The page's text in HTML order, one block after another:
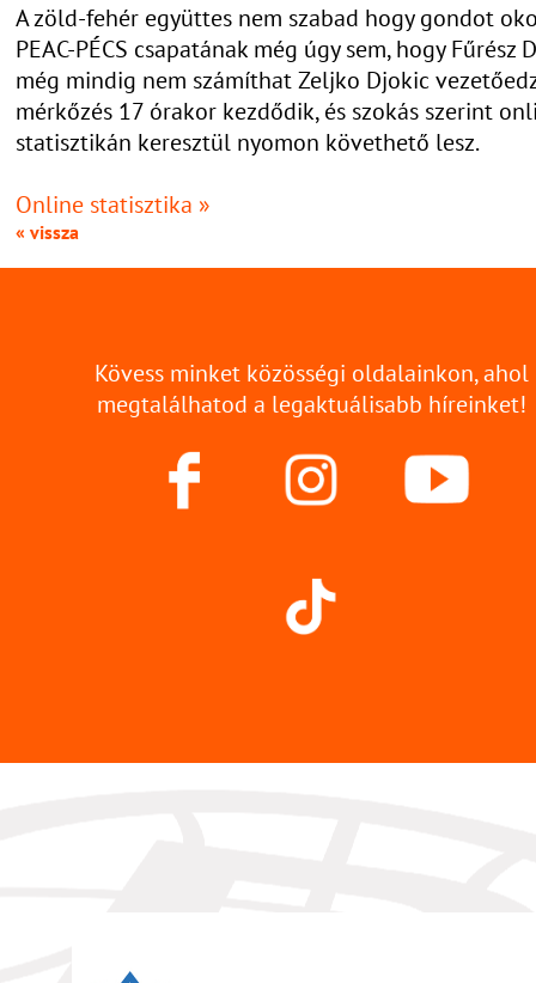
A zöld-fehér együttes nem szabad hogy gondot
PEAC-PÉCS csapatának még úgy sem, hogy Fűrész
még mindig nem számíthat Zeljko Djokic
mérkőzés 17 órakor kezdődik, és szokás szerint
statisztikán keresztül nyomon követhető lesz.
Online statisztika »
« vissza
Kövess minket közösségi oldalainkon, ahol
megtalálhatod a legaktuálisabb híreinket!